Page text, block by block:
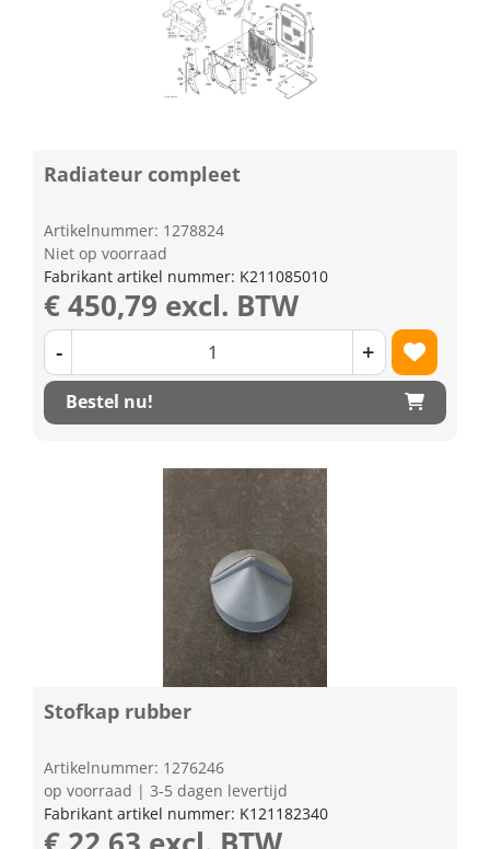
Radiateur compleet
Artikelnummer: 1278824
Niet op voorraad
Fabrikant artikel nummer: K211085010
€ 450,79 excl. BTW
- +
Bestel nu!
Stofkap rubber
Artikelnummer: 1276246
op voorraad | 3-5 dagen levertijd
Fabrikant artikel nummer: K121182340